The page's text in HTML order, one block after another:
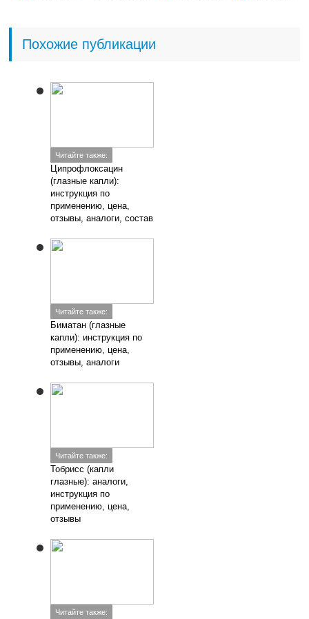
Похожие публикации
Читайте также:
Ципрофлоксацин
(глазные капли):
инструкция по
применению, цена,
отзывы, аналоги, состав
Читайте также:
Биматан (глазные
капли): инструкция по
применению, цена,
отзывы, аналоги
Читайте также:
Тобрисс (капли
глазные): аналоги,
инструкция по
применению, цена,
отзывы
Читайте также: